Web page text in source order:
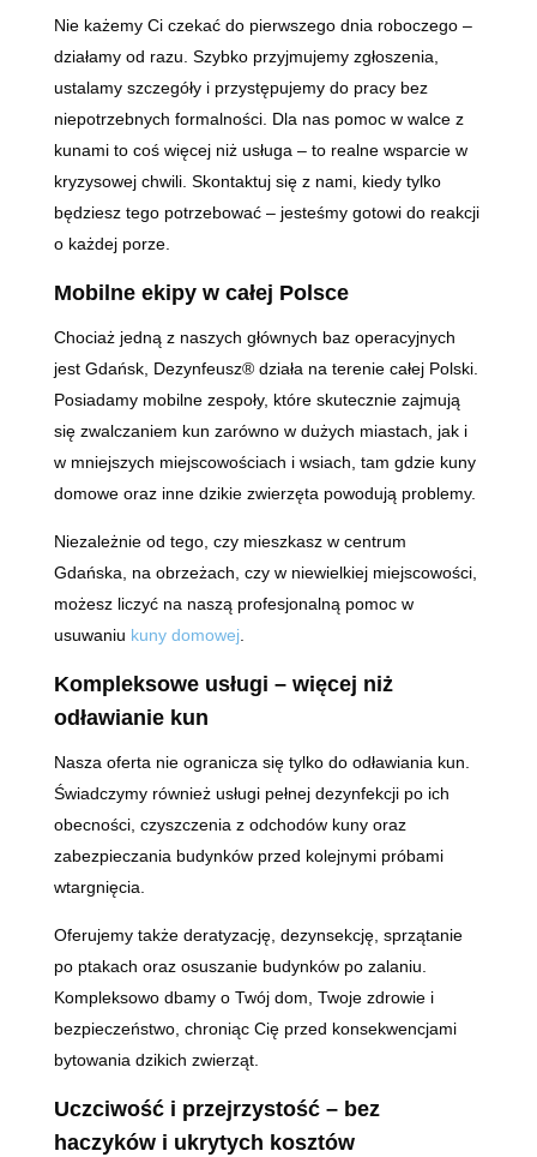
Nie każemy Ci czekać do pierwszego dnia roboczego –
działamy od razu. Szybko przyjmujemy zgłoszenia,
ustalamy szczegóły i przystępujemy do pracy bez
niepotrzebnych formalności. Dla nas pomoc w walce z
kunami to coś więcej niż usługa – to realne wsparcie w
kryzysowej chwili. Skontaktuj się z nami, kiedy tylko
będziesz tego potrzebować – jesteśmy gotowi do reakcji
o każdej porze.
Mobilne ekipy w całej Polsce
Chociaż jedną z naszych głównych baz operacyjnych
jest Gdańsk, Dezynfeusz® działa na terenie całej Polski.
Posiadamy mobilne zespoły, które skutecznie zajmują
się zwalczaniem kun zarówno w dużych miastach, jak i
w mniejszych miejscowościach i wsiach, tam gdzie kuny
domowe oraz inne dzikie zwierzęta powodują problemy.
Niezależnie od tego, czy mieszkasz w centrum
Gdańska, na obrzeżach, czy w niewielkiej miejscowości,
możesz liczyć na naszą profesjonalną pomoc w
usuwaniu kuny domowej.
Kompleksowe usługi – więcej niż
odławianie kun
Nasza oferta nie ogranicza się tylko do odławiania kun.
Świadczymy również usługi pełnej dezynfekcji po ich
obecności, czyszczenia z odchodów kuny oraz
zabezpieczania budynków przed kolejnymi próbami
wtargnięcia.
Oferujemy także deratyzację, dezynsekcję, sprzątanie
po ptakach oraz osuszanie budynków po zalaniu.
Kompleksowo dbamy o Twój dom, Twoje zdrowie i
bezpieczeństwo, chroniąc Cię przed konsekwencjami
bytowania dzikich zwierząt.
Uczciwość i przejrzystość – bez
haczyków i ukrytych kosztów